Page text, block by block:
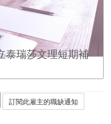
泰瑞莎文理短期補